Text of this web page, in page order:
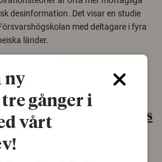
desinformation. Det visar en studie
med deltagare i fyra
länder.
skinn var Sveriges
ny
gånger i
vårt